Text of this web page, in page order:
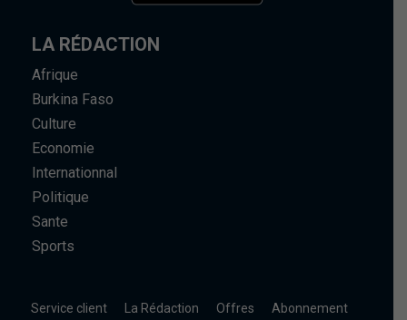
LA RÉDACTION
Afrique
Burkina Faso
Culture
Economie
Internationnal
Politique
Sante
Sports
Service client La Rédaction Offres Abonnement